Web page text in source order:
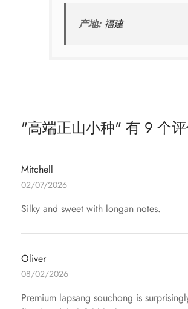
产地: 福建
高端正山小种 有 9 个
Mitchell
02/07/2026
Silky and sweet with longan notes.
Oliver
08/02/2026
Premium lapsang souchong is